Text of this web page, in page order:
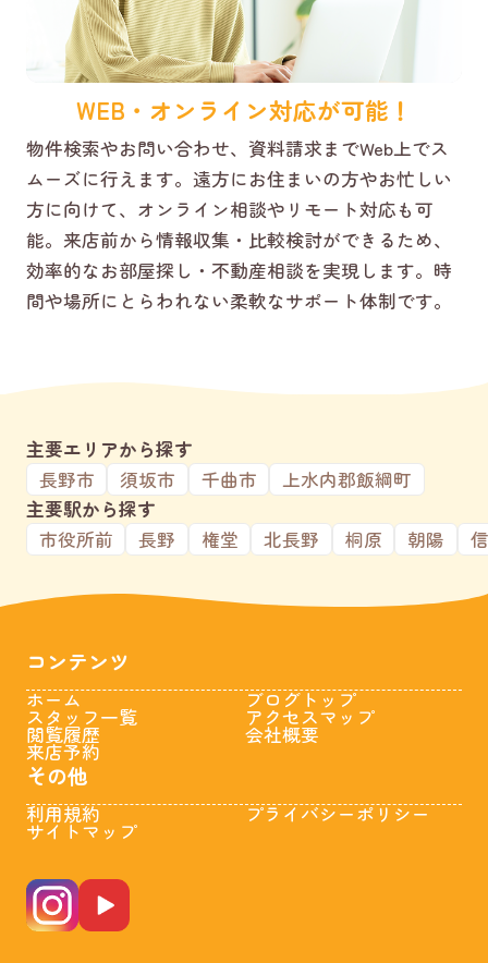
WEB・オンライン対応が可能！
物件検索やお問い合わせ、資料請求までWeb上でス
ムーズに行えます。遠方にお住まいの方やお忙しい
方に向けて、オンライン相談やリモート対応も可
能。来店前から情報収集・比較検討ができるため、
効率的なお部屋探し・不動産相談を実現します。時
間や場所にとらわれない柔軟なサポート体制です。
主要エリアから探す
長野市
須坂市 千曲市
上水内郡飯綱町
主要駅から探す
市役所前
長野 権堂 北長野 桐原 朝陽
コンテンツ
ホーム
スタッフ一覧
閲覧履歴
来店予約
ブログトップ
アクセスマップ
会社概要
その他
利用規約
サイトマップ
プライバシーポリシー